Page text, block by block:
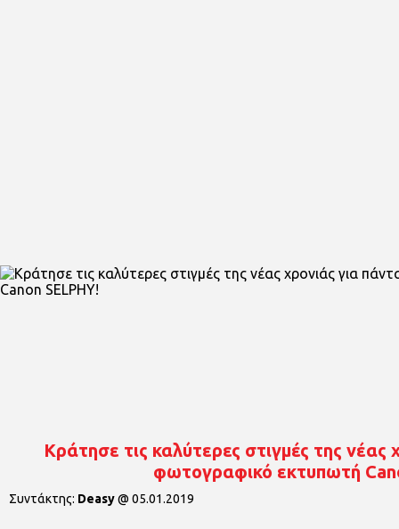
Κράτησε τις καλύτερες στιγμές της νέας
φωτογραφικό εκτυπωτή
Συντάκτης: Deasy@ 05.01.2019